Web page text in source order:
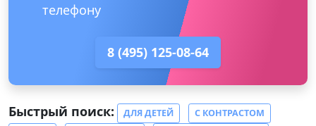
телефону
8 (495) 125-08-64
Быстрый поиск: ДЛЯ ДЕТЕЙ
С КОНТРАСТОМ